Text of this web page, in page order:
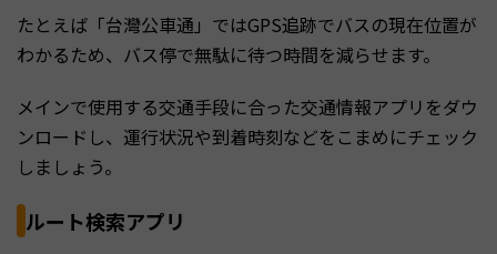
たとえば「台灣公車通」ではGPS追跡でバスの現在位置が
わかるため、バス停で無駄に待つ時間を減らせます。
メインで使用する交通手段に合った交通情報アプリをダウ
ンロードし、運行状況や到着時刻などをこまめにチェック
しましょう。
ルート検索アプリ